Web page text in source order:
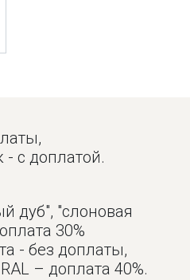
- с доплатой.
дуб", "слоновая
30%
- без доплаты,
– доплата 40%.